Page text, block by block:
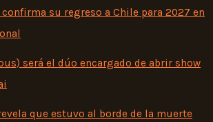
su regreso a Chile para 2027 en
será el dúo encargado de abrir show
que estuvo al borde de la muerte